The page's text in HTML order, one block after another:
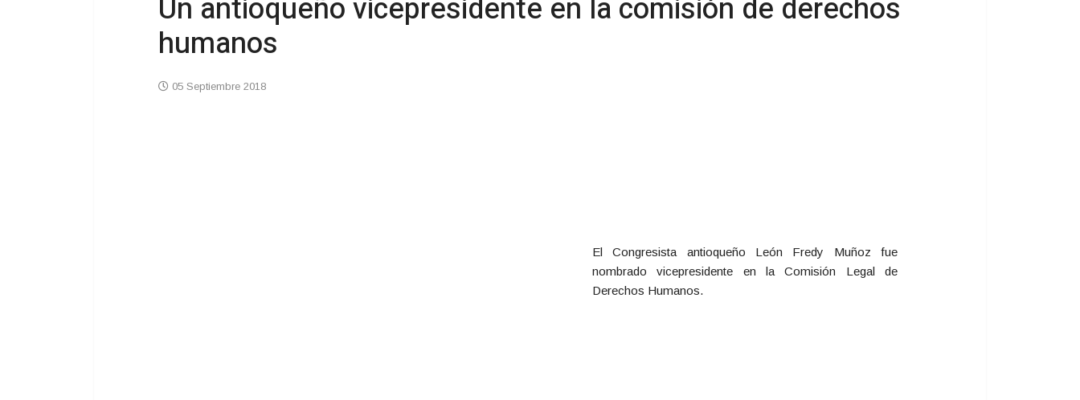
Un antioqueño vicepresidente en la comisión de derechos
humanos
05 Septiembre 2018
El Congresista antioqueño León Fredy Muñoz fue
nombrado vicepresidente en la Comisión Legal de
Derechos Humanos.